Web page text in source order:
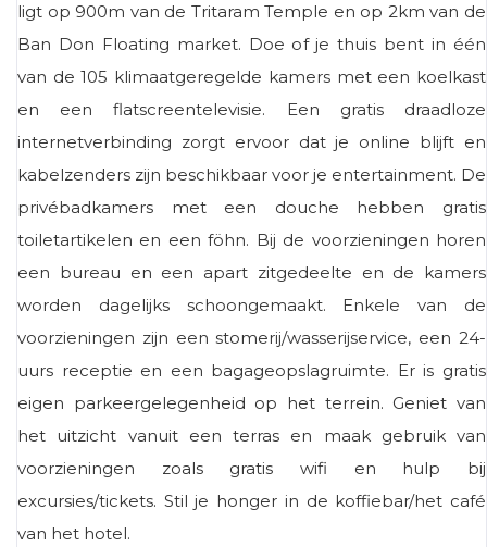
ligt op 900m van de Tritaram Temple en op 2km van de
Ban Don Floating market. Doe of je thuis bent in één
van de 105 klimaatgeregelde kamers met een koelkast
en een flatscreentelevisie. Een gratis draadloze
internetverbinding zorgt ervoor dat je online blijft en
kabelzenders zijn beschikbaar voor je entertainment. De
privébadkamers met een douche hebben gratis
toiletartikelen en een föhn. Bij de voorzieningen horen
een bureau en een apart zitgedeelte en de kamers
worden dagelijks schoongemaakt. Enkele van de
voorzieningen zijn een stomerij/wasserijservice, een 24-
uurs receptie en een bagageopslagruimte. Er is gratis
eigen parkeergelegenheid op het terrein. Geniet van
het uitzicht vanuit een terras en maak gebruik van
voorzieningen zoals gratis wifi en hulp bij
excursies/tickets. Stil je honger in de koffiebar/het café
van het hotel.